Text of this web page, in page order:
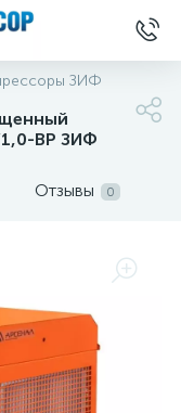
ЗИФ
ВР ЗИФ
Отзывы 0